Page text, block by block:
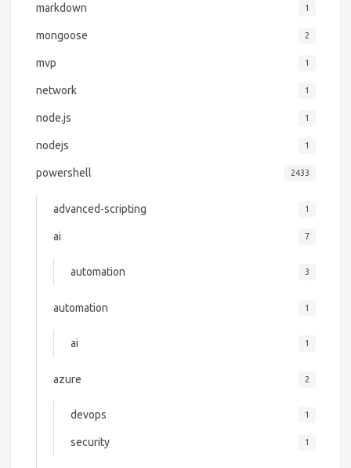
markdown 1
mongoose 2
mvp 1
network 1
node.js 1
nodejs 1
powershell 2433
advanced-scripting 1
ai 7
automation 3
automation 1
ai 1
azure 2
devops 1
security 1